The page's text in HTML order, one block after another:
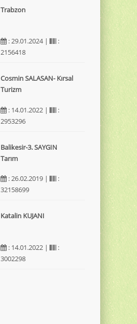
Trabzon
: 29.01.2024 |
:
2156418
Cosmin SALASAN- Kırsal
Turizm
: 14.01.2022 |
:
2953296
Balikesir-3. SAYGIN
Tarım
: 26.02.2019 |
:
32158699
Katalin KUJANI
: 14.01.2022 |
:
3002298